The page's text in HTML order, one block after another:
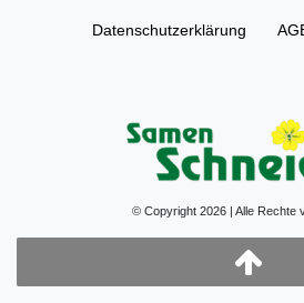
Daten­schutz­erklärung
© Copyright 2026 | Alle Rechte